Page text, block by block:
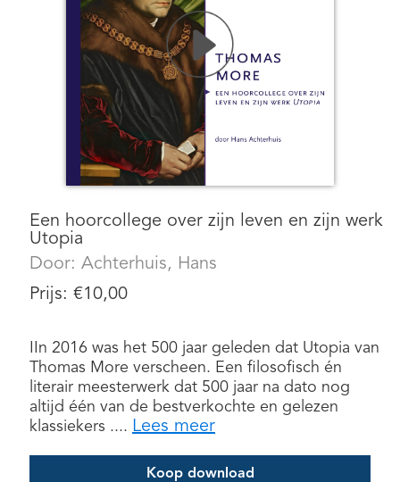
Een hoorcollege over zijn leven en zijn werk
Utopia
Door: Achterhuis, Hans
Prijs: €10,00
IIn 2016 was het 500 jaar geleden dat Utopia van
Thomas More verscheen. Een filosofisch én
literair meesterwerk dat 500 jaar na dato nog
altijd één van de bestverkochte en gelezen
klassiekers .... Lees meer
Koop download